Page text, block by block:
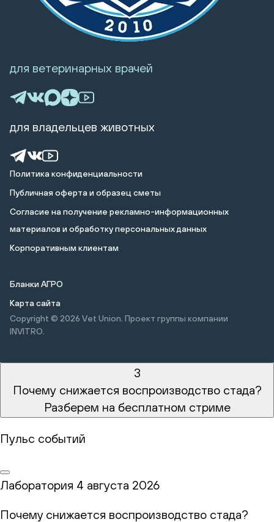
Политика конфиденциальности
Публичная оферта и образец сметы
Cогласие на получение рекламно-информационных
материалов и обработку персональных данных
Корпоративным клиентам
Бланки АГРО
Карта сайта
Copyright © 2026 Vet Union. Проект группы компании
INVITRO.
для ветеринарных врачей
для владельцев животных
3
Почему снижается воспроизводство стада?
Разберем на бесплатном стриме
Пульс событий
Лаборатория 4 августа 2026
Почему снижается воспроизводство стада?